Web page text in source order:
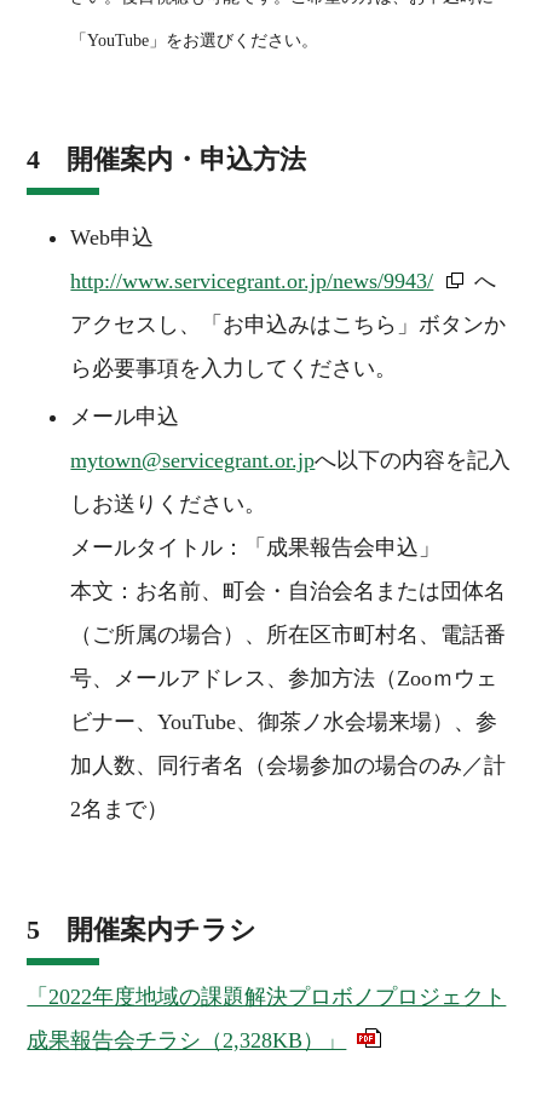
「YouTube」をお選びください。
4 開催案内・申込方法
Web申込
http://www.servicegrant.or.jp/news/9943/
へ
アクセスし、「お申込みはこちら」ボタンか
ら必要事項を入力してください。
メール申込
mytown@servicegrant.or.jpへ以下の内容を記入
しお送りください。
メールタイトル：「成果報告会申込」
本文：お名前、町会・自治会名または団体名
（ご所属の場合）、所在区市町村名、電話番
号、メールアドレス、参加方法（Zooｍウェ
ビナー、YouTube、御茶ノ水会場来場）、参
加人数、同行者名（会場参加の場合のみ／計
2名まで）
5 開催案内チラシ
「2022年度地域の課題解決プロボノプロジェクト
成果報告会チラシ（2,328KB）」